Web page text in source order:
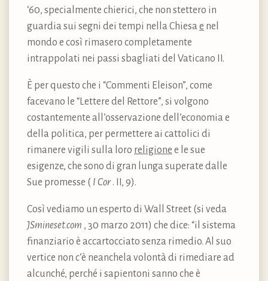
‘60, specialmente chierici, che non stettero in
guardia sui segni dei tempi nella Chiesa e nel
mondo e così rimasero completamente
intrappolati nei passi sbagliati del Vaticano II.
È per questo che i “Commenti Eleison”, come
facevano le “Lettere del Rettore”, si volgono
costantemente all’osservazione dell’economia e
della politica, per permettere ai cattolici di
rimanere vigili sulla loro religione e le sue
esigenze, che sono di gran lunga superate dalle
Sue promesse ( I Cor. II, 9).
Così vediamo un esperto di Wall Street (si veda
JSmineset.com , 30 marzo 2011) che dice: “il sistema
finanziario è accartocciato senza rimedio. Al suo
vertice non c’è neanchela volontà di rimediare ad
alcunché, perché i sapientoni sanno che è